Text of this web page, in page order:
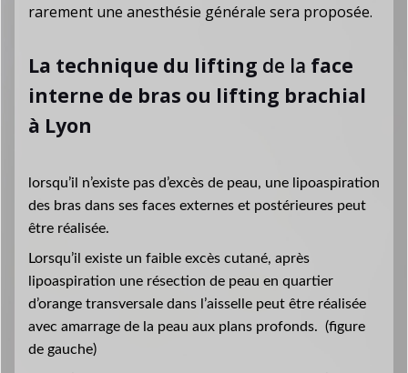
rarement une anesthésie générale sera proposée.
La technique du lifting de la face
interne de bras ou lifting brachial
à Lyon
lorsqu’il n’existe pas d’excès de peau, une lipoaspiration
des bras dans ses faces externes et postérieures peut
être réalisée.
Lorsqu’il existe un faible excès cutané, après
lipoaspiration une résection de peau en quartier
d’orange transversale dans l’aisselle peut être réalisée
avec amarrage de la peau aux plans profonds. (figure
de gauche)